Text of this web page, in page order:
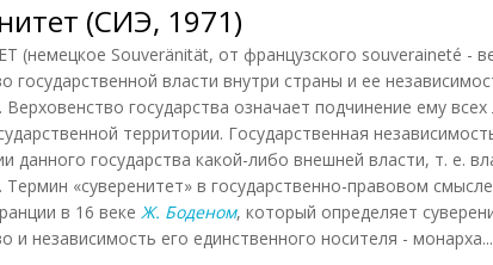
(СИЭ, 1971)
(немецкое Souveränität, от французского souveraineté -
государственной власти внутри страны и ее
государства означает подчинение ему всех
территории. Государственная
данного государства какой-либо внешней власти, т. е.
Термин «суверенитет» в государственно-правовом
в 16 веке Ж. Боденом, который определяет
и независимость его единственного носителя - монарха...